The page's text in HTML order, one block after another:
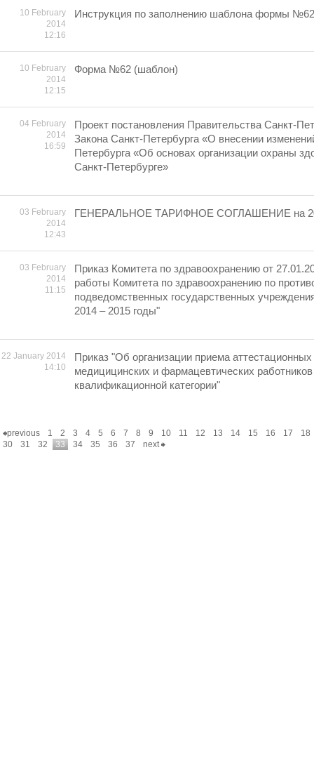
10 February
2014
12:16
Инструкция по заполнению шаблона формы №62
10 February
2014
12:15
Форма №62 (шаблон)
04 February
2014
16:59
Проект постановления Правительства Санкт-
Закона Санкт-Петербурга «О внесении
Петербурга «Об основах организации охраны
Санкт-Петербурге»
03 February
2014
12:43
ГЕНЕРАЛЬНОЕ ТАРИФНОЕ СОГЛАШЕНИЕ на
03 February
2014
11:15
Приказ Комитета по здравоохранению от
работы Комитета по здравоохранению по
подведомственных государственных
2014 – 2015 годы"
22 January 2014
14:10
Приказ "Об организации приема
медицицинских и фармацевтических
квалификационной категории"
previous 1 2 3 4 5 6 7 8 9 10 11 12 13 14 15 16 17
18
30
31 32 33 34 35 36 37 next